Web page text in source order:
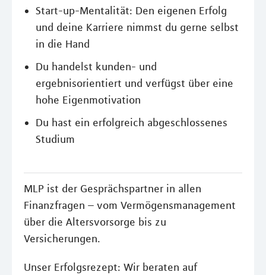
Start-up-Mentalität: Den eigenen Erfolg
und deine Karriere nimmst du gerne selbst
in die Hand
Du handelst kunden- und
ergebnisorientiert und verfügst über eine
hohe Eigenmotivation
Du hast ein erfolgreich abgeschlossenes
Studium
MLP ist der Gesprächspartner in allen
Finanzfragen – vom Vermögensmanagement
über die Altersvorsorge bis zu
Versicherungen.
Unser Erfolgsrezept: Wir beraten auf